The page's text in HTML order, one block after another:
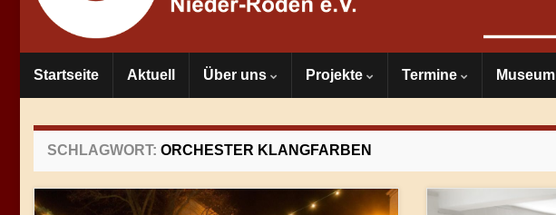
Startseite Aktuell Über uns Projekte Termine Museum
SCHLAGWORT: ORCHESTER KLANGFARBEN